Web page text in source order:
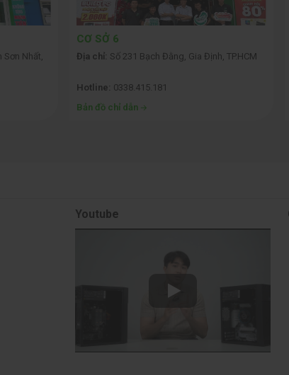
Sơn Nhất,
CƠ SỞ 6
Địa chỉ: Số 231 Bạch Đằng, Gia Định, TP.HCM
Hotline: 0338.415.181
Bản đồ chỉ dẫn
Youtube